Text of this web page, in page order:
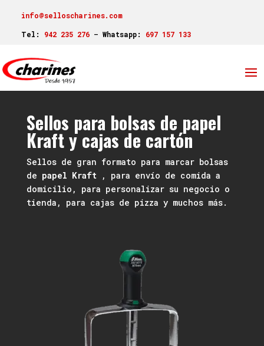
info@selloscharines.com
Tel: 942 235 276– Whatsapp: 697 157 133
Sellos para bolsas de papel
Kraft y cajas de cartón
Sellos de gran formato para marcar bolsas
de papel Kraft, para envío de comida a
domicilio, para personalizar su negocio o
tienda, para cajas de pizza y muchos más.